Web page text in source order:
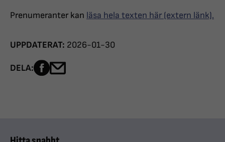
Prenumeranter kan läsa hela texten här (extern länk).
UPPDATERAT: 2026-01-30
DELA: Dela sidan på Facebook